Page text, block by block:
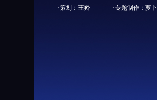
·策划：王羚 ·专题制作